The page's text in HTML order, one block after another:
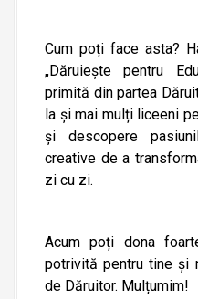
Cum poți face asta?
„Dăruiește pentru
primită din partea
la și mai mulți liceeni
și descopere
creative de a
zi cu zi.
Acum poți dona
potrivită pentru tine și
de Dăruitor. Mulțumim!